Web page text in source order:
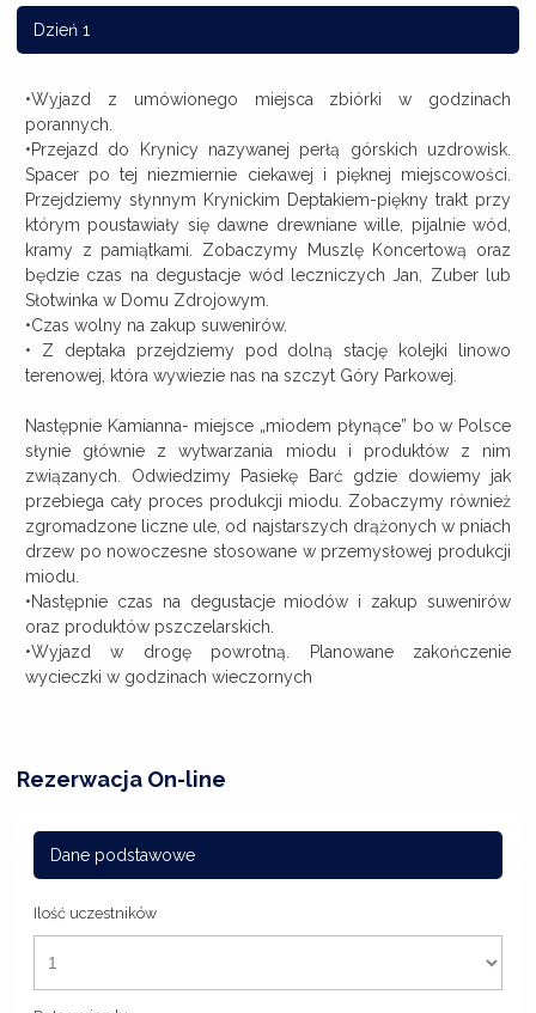
Dzień 1
•Wyjazd z umówionego miejsca zbiórki w godzinach
porannych.
•Przejazd do Krynicy nazywanej perłą górskich uzdrowisk.
Spacer po tej niezmiernie ciekawej i pięknej miejscowości.
Przejdziemy słynnym Krynickim Deptakiem-piękny trakt przy
którym poustawiały się dawne drewniane wille, pijalnie wód,
kramy z pamiątkami. Zobaczymy Muszlę Koncertową oraz
będzie czas na degustacje wód leczniczych Jan, Zuber lub
Słotwinka w Domu Zdrojowym.
•Czas wolny na zakup suwenirów.
• Z deptaka przejdziemy pod dolną stację kolejki linowo
terenowej, która wywiezie nas na szczyt Góry Parkowej.
Następnie Kamianna- miejsce „miodem płynące” bo w Polsce
słynie głównie z wytwarzania miodu i produktów z nim
związanych. Odwiedzimy Pasiekę Barć gdzie dowiemy jak
przebiega cały proces produkcji miodu. Zobaczymy również
zgromadzone liczne ule, od najstarszych drążonych w pniach
drzew po nowoczesne stosowane w przemysłowej produkcji
miodu.
•Następnie czas na degustacje miodów i zakup suwenirów
oraz produktów pszczelarskich.
•Wyjazd w drogę powrotną. Planowane zakończenie
wycieczki w godzinach wieczornych
Rezerwacja On-line
Dane podstawowe
Ilość uczestników